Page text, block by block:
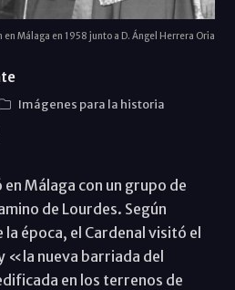
en Málaga en 1958 junto a D. Ángel Herrera Oria
Imágenes para la historia
Málaga con un grupo de
de Lourdes. Según
época, el Cardenal visitó el
«la nueva barriada del
en los terrenos de